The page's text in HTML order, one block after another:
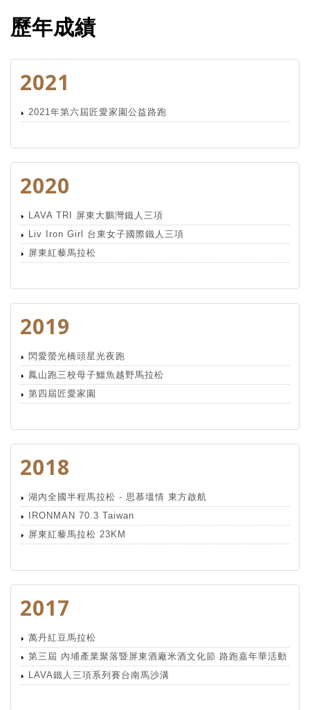
歷年成績
2021
2021年第六屆匠愛家園公益路跑
2020
LAVA TRI 屏東大鵬灣鐵人三項
Liv Iron Girl 台東女子國際鐵人三項
屏東紅藜馬拉松
2019
閃愛螢光橋頭星光夜跑
鳳山跑三校母子鱷魚越野馬拉松
第四屆匠愛家園
2018
湖內全國半程馬拉松 - 思慕塭情 東方啟航
IRONMAN 70.3 Taiwan
屏東紅藜馬拉松 23KM
2017
萬丹紅豆馬拉松
第三屆 內埔產業聚落暨屏東酒廠米酒文化節 路跑嘉年華活動
LAVA鐵人三項系列賽台南馬沙溝